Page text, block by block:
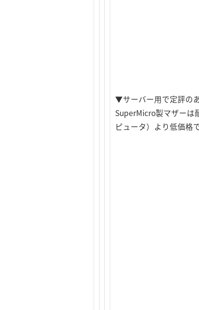
▼サーバー用で定評の
SuperMicro製マザーは
ピュータ）より低価格